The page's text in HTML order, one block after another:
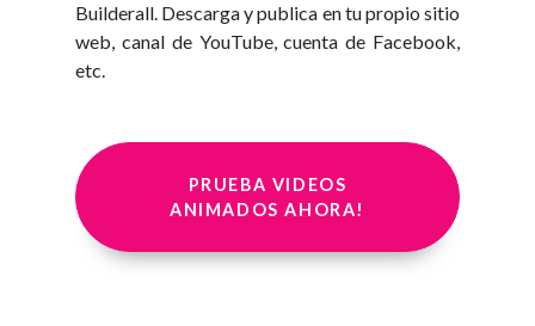
Builderall. Descarga y publica en tu propio sitio
web, canal de YouTube, cuenta de Facebook,
etc.
PRUEBA VIDEOS
ANIMADOS AHORA!